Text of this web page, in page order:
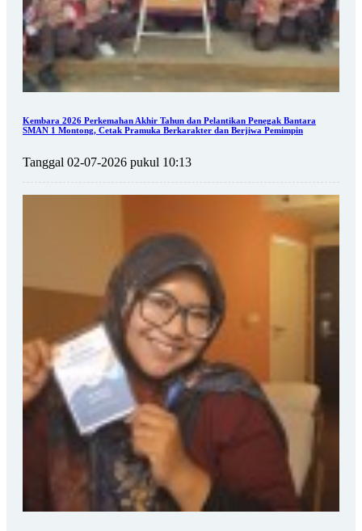
Kembara 2026 Perkemahan Akhir Tahun dan Pelantikan Penegak Bantara
SMAN 1 Montong, Cetak Pramuka Berkarakter dan Berjiwa Pemimpin
Tanggal 02-07-2026 pukul 10:13